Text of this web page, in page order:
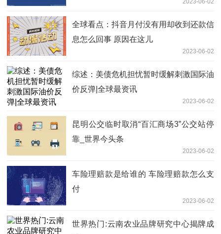
2023-06-02
全球看点：抖音月付没有用却收到还款信
息怎么回事 原因在这儿
2023-06-02
综述：美债危机担忧暂时缓解刺激国际油
价反弹|全球最资讯
2023-06-02
昆明公交临时取消“百汇商场3”公交站停
靠_世界今头条
2023-06-02
车险理赔款是给谁的 车险理赔款怎么支
付
2023-06-02
世界热门:云南农业品牌研究中心揭牌成